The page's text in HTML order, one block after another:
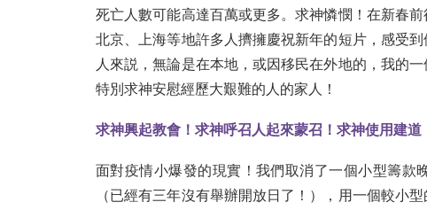
死亡人數可能高達百萬或更多。求神憐憫！在新春
北京、上海等地許多人擠擁慶祝新年的短片，感受
人來説，無論是在本地，或因移民在外地的，我的
特別求神安慰經歷大艱難的人的家人！
求神興起教會！求神呼召人起來蒙召！求神使用建道
面對疫情小爆發的現實！我們取消了一個小型籌款
（已經有三年沒有舉辦開放日了！），用一個較小